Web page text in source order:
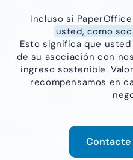
Incluso si
usted, como
Esto significa que
de su asociación con
ingreso sostenible.
recompensamos en
Contacte